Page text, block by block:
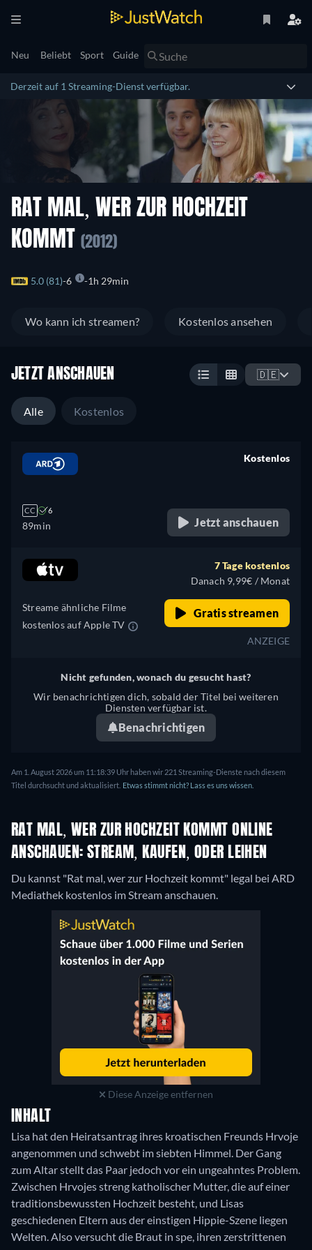
Neu Beliebt Sport Guide
Derzeit auf 1 Streaming-Dienst verfügbar.
RAT MAL, WER ZUR HOCHZEIT
KOMMT
(2012)
5.0 (81) 6 1h 29min
Wo kann ich streamen? Kostenlos ansehen
JETZT ANSCHAUEN 🇩🇪
Alle Kostenlos
CC 6
89min
Kostenlos
Jetzt anschauen
Streame ähnliche Filme
kostenlos auf Apple TV
7 Tage kostenlos
Danach 9,99€ / Monat
Gratis streamen
ANZEIGE
Nicht gefunden, wonach du gesucht hast?
Wir benachrichtigen dich, sobald der Titel bei weiteren
Diensten verfügbar ist.
Benachrichtigen
Am 1. August 2026 um 11:18:39 Uhr haben wir 221 Streaming-Dienste nach diesem
Titel durchsucht und aktualisiert. Etwas stimmt nicht? Lass es uns wissen.
RAT MAL, WER ZUR HOCHZEIT KOMMT ONLINE
ANSCHAUEN: STREAM, KAUFEN, ODER LEIHEN
Du kannst "Rat mal, wer zur Hochzeit kommt" legal bei ARD
Mediathek kostenlos im Stream anschauen.
Diese Anzeige entfernen
INHALT
Lisa hat den Heiratsantrag ihres kroatischen Freunds Hrvoje
angenommen und schwebt im siebten Himmel. Der Gang
zum Altar stellt das Paar jedoch vor ein ungeahntes Problem.
Zwischen Hrvojes streng katholischer Mutter, die auf einer
traditionsbewussten Hochzeit besteht, und Lisas
geschiedenen Eltern aus der einstigen Hippie-Szene liegen
Welten. Also versucht die Braut in spe, ihren zerstrittenen